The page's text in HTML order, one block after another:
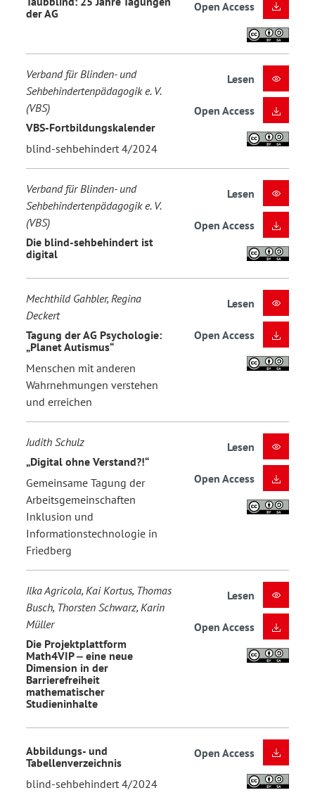
der AG
Open Access
Verband für Blinden- und
Sehbehindertenpädagogik e. V.
(VBS)
VBS-Fortbildungskalender
blind-sehbehindert 4/2024
Lesen
Open Access
Verband für Blinden- und
Sehbehindertenpädagogik e. V.
(VBS)
Die blind-sehbehindert ist
digital
Lesen
Open Access
Mechthild Gahbler, Regina
Deckert
Tagung der AG Psychologie:
„Planet Autismus“
Menschen mit anderen
Wahrnehmungen verstehen
und erreichen
Lesen
Open Access
Judith Schulz
„Digital ohne Verstand?!“
Gemeinsame Tagung der
Arbeitsgemeinschaften
Inklusion und
Informationstechnologie in
Friedberg
Lesen
Open Access
Ilka Agricola, Kai Kortus, Thomas
Busch, Thorsten Schwarz, Karin
Müller
Die Projektplattform
Math4VIP ‒ eine neue
Dimension in der
Barrierefreiheit
mathematischer
Studieninhalte
Lesen
Open Access
Abbildungs- und
Tabellenverzeichnis
blind-sehbehindert 4/2024
Open Access